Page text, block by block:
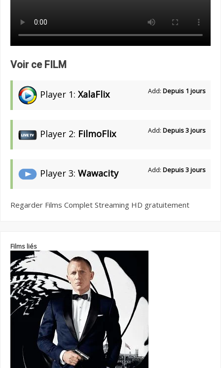
Voir ce FILM
Player 1: XalaFlix Add: Depuis 1 jours
Player 2: FilmoFlix Add: Depuis 3 jours
Player 3: Wawacity Add: Depuis 3 jours
Regarder Films Complet Streaming HD gratuitement
Films liés